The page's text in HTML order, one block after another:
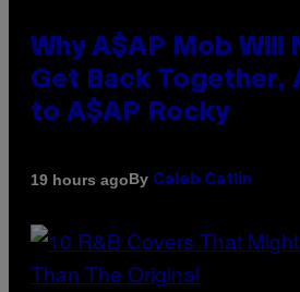
Why A$AP Mob Will
Get Back Together,
to A$AP Rocky
19 hours agoBy Caleb Catlin